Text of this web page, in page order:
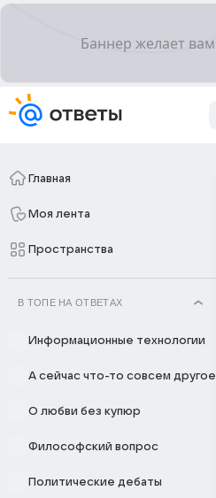
Главная
Моя лента
Пространства
В ТОПЕ НА ОТВЕТАХ
Информационные технологии
А сейчас что-то совсем другое
О любви без купюр
Философский вопрос
Политические дебаты